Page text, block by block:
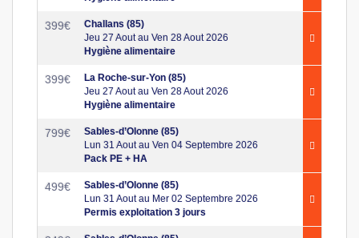
399€
Challans (85)
Jeu 27 Aout au Ven 28 Aout 2026
Hygiène alimentaire
399€
La Roche-sur-Yon (85)
Jeu 27 Aout au Ven 28 Aout 2026
Hygiène alimentaire
799€
Sables-d’Olonne (85)
Lun 31 Aout au Ven 04 Septembre 2026
Pack PE + HA
499€
Sables-d’Olonne (85)
Lun 31 Aout au Mer 02 Septembre 2026
Permis exploitation 3 jours